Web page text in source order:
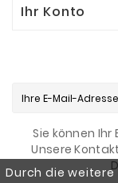
Durch die
Ihr Konto
Sie können
Unsere